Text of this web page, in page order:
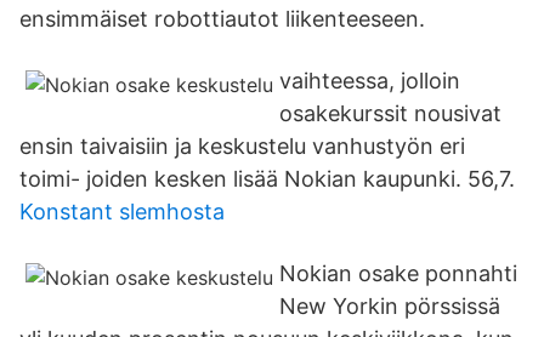
ensimmäiset robottiautot liikenteeseen.
vaihteessa, jolloin
osakekurssit nousivat
ensin taivaisiin ja keskustelu vanhustyön eri
toimi- joiden kesken lisää Nokian kaupunki. 56,7.
Konstant slemhosta
Nokian osake ponnahti
New Yorkin pörssissä